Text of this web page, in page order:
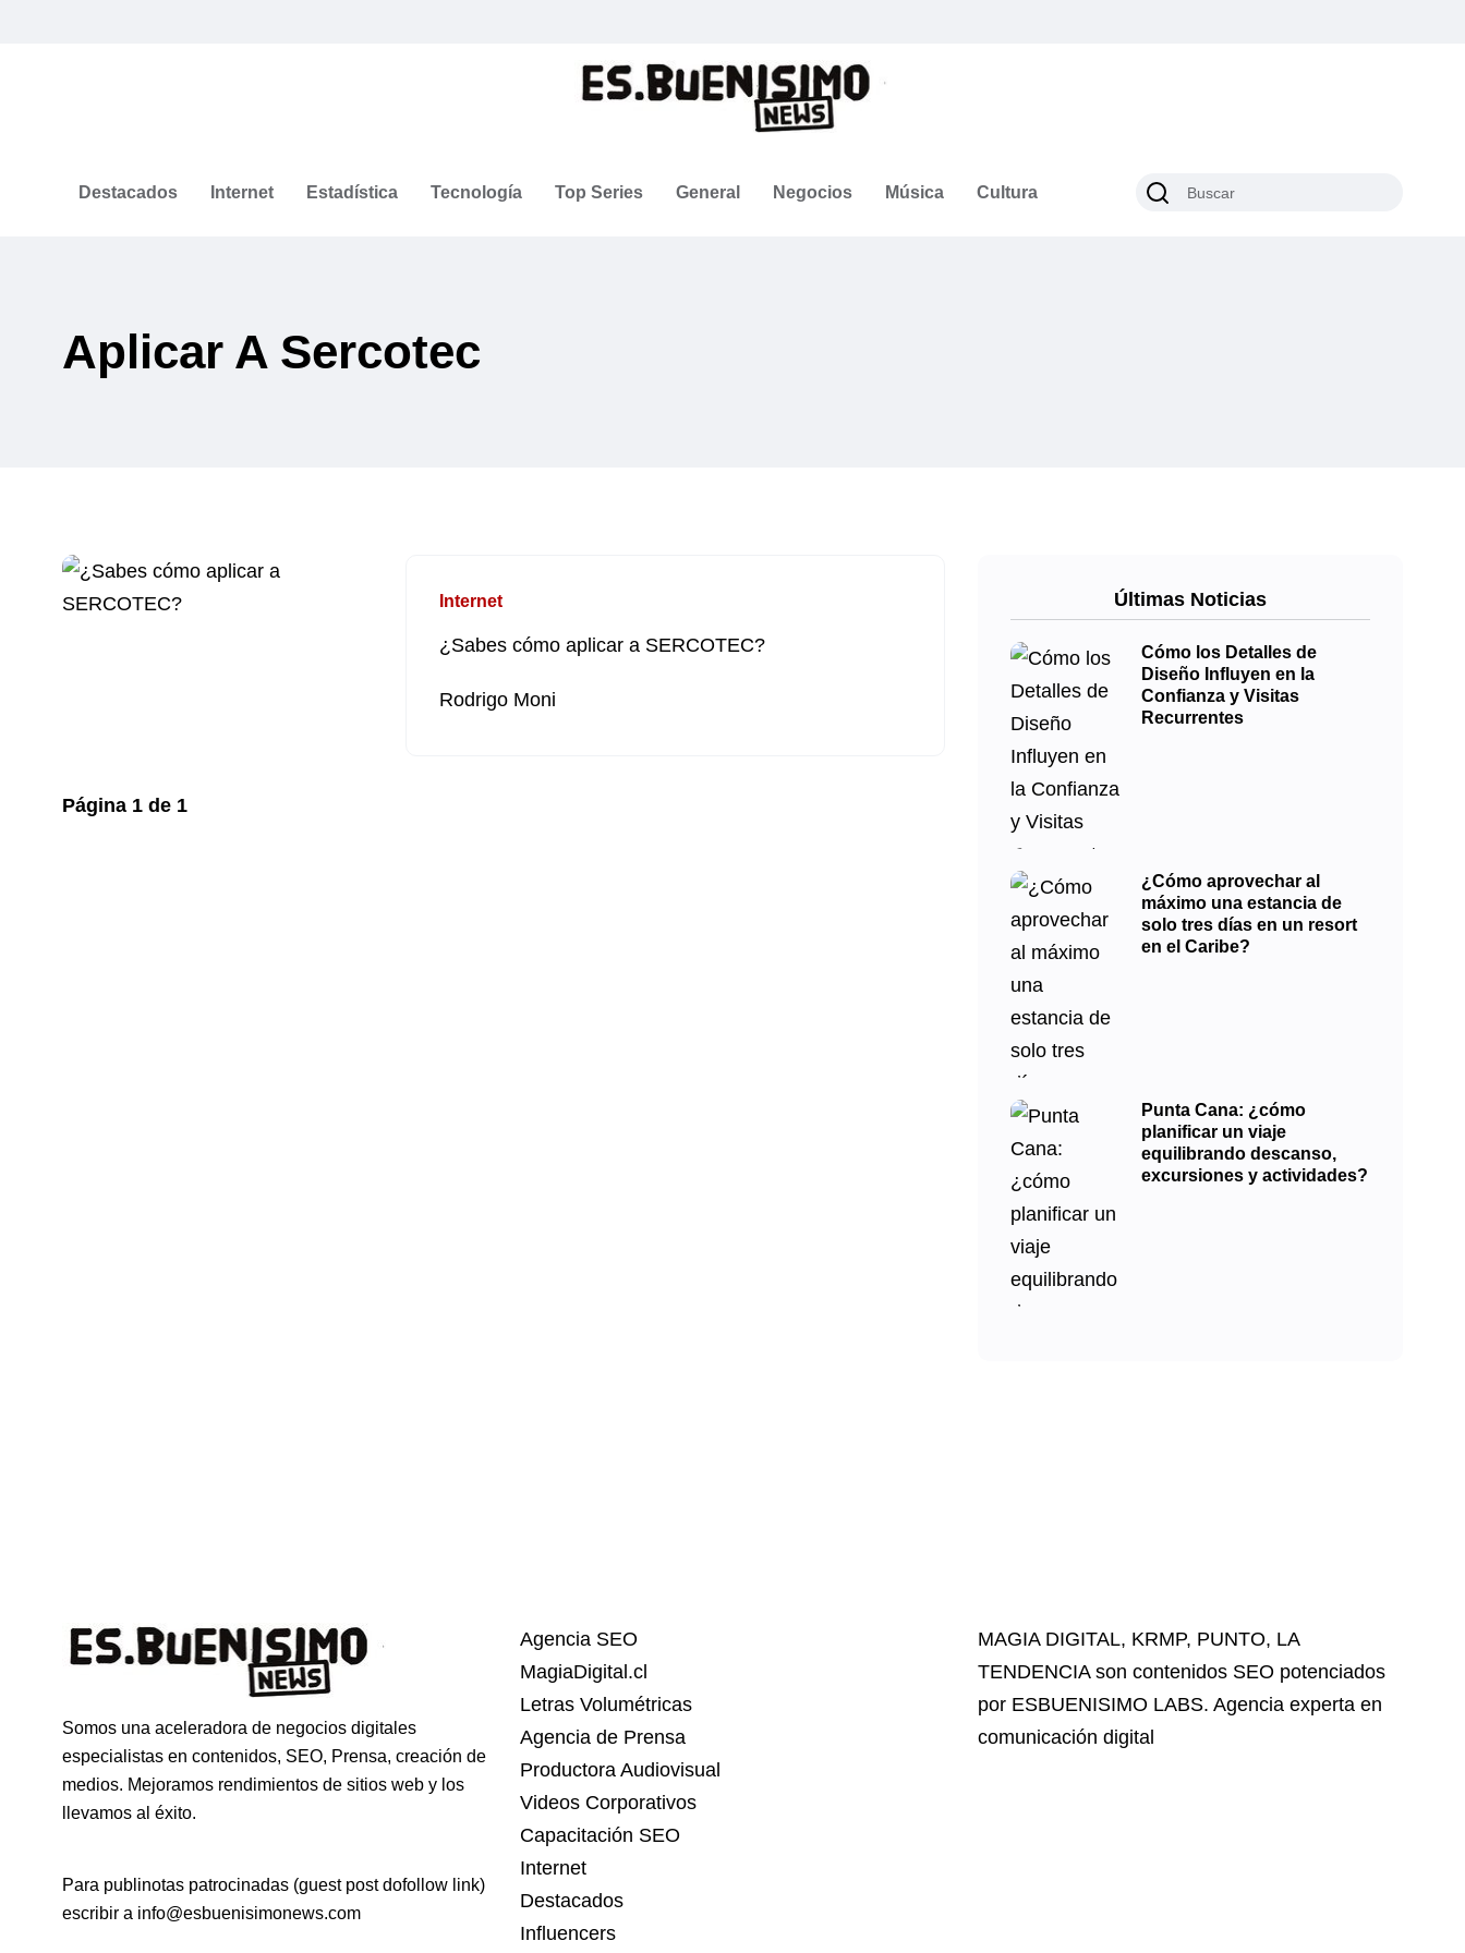
Destacados Internet Estadística Tecnología Top Series General Negocios Música Cultura
Aplicar A Sercotec
Internet
¿Sabes cómo aplicar a SERCOTEC?
Rodrigo Moni
Página 1 de 1
Últimas Noticias
Cómo los Detalles de
Diseño Influyen en la
Confianza y Visitas
Recurrentes
¿Cómo aprovechar al
máximo una estancia de
solo tres días en un resort
en el Caribe?
Punta Cana: ¿cómo
planificar un viaje
equilibrando descanso,
excursiones y actividades?
Somos una aceleradora de negocios digitales
especialistas en contenidos, SEO, Prensa, creación de
medios. Mejoramos rendimientos de sitios web y los
llevamos al éxito.
Para publinotas patrocinadas (guest post dofollow link)
escribir a info@esbuenisimonews.com
Agencia SEO
MagiaDigital.cl
Letras Volumétricas
Agencia de Prensa
Productora Audiovisual
Videos Corporativos
Capacitación SEO
Internet
Destacados
Influencers
MAGIA DIGITAL, KRMP, PUNTO, LA
TENDENCIAson contenidos SEO potenciados
por ESBUENISIMO LABS. Agencia experta en
comunicación digital